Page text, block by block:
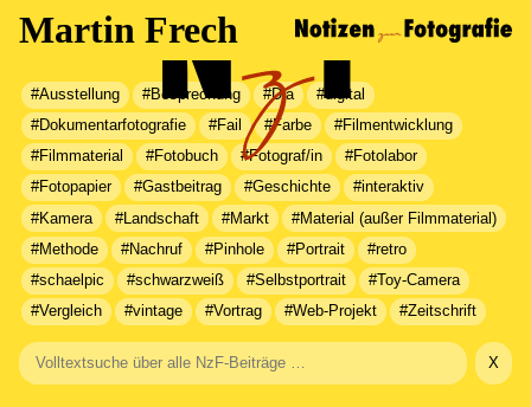
Martin Frech
#Ausstellung #Besprechung #Dia
#digital
#Dokumentarfotografie
#Fail #Farbe
#Filmentwicklung
#Filmmaterial
#Fotobuch #Fotograf/in
#Fotolabor
#Fotopapier
#Gastbeitrag #Geschichte
#interaktiv
#Kamera
#Landschaft #Markt
#Material (außer Filmmaterial)
#Methode
#Nachruf #Pinhole #Portrait
#retro
#schaelpic
#schwarzweiß #Selbstportrait
#Toy-Camera
#Vergleich
#vintage #Vortrag #Web-Projekt #Zeitschrift
X